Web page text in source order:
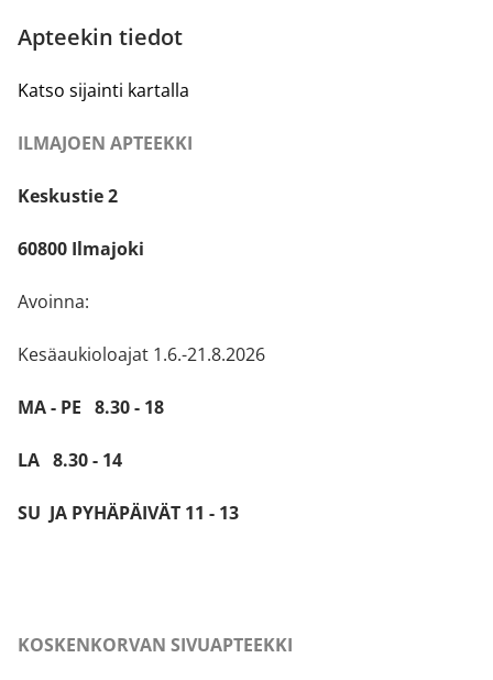
Apteekin tiedot
Katso sijainti kartalla
ILMAJOEN APTEEKKI
Keskustie 2
60800 Ilmajoki
Avoinna:
Kesäaukioloajat 1.6.-21.8.2026
MA - PE 8.30 - 18
LA 8.30 - 14
SU JA PYHÄPÄIVÄT 11 - 13
KOSKENKORVAN SIVUAPTEEKKI